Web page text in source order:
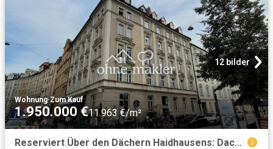
12 bilder
Wohnung·Zum Kauf
1.950.000 €11.963 €/m²
Reserviert Über den Dächern Haidhausens: Dachgeschosswohnung mit Galerie, Loft & Dachterrasse